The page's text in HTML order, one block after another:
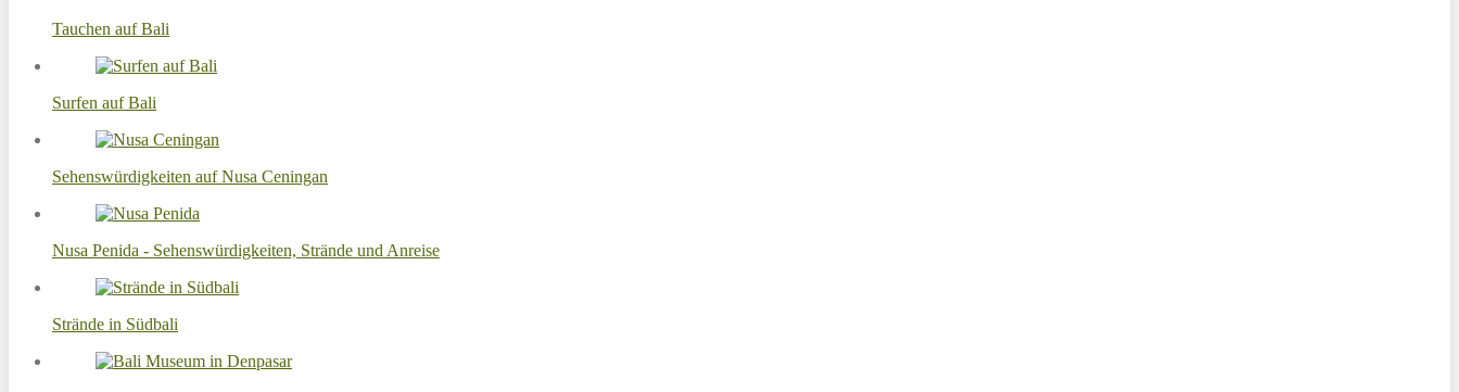
Tauchen auf Bali
Surfen auf Bali
Sehenswürdigkeiten auf Nusa Ceningan
Nusa Penida - Sehenswürdigkeiten, Strände und Anreise
Strände in Südbali